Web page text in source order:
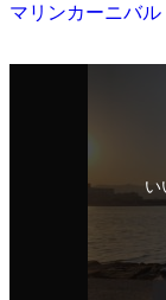
マリンカーニバル
い